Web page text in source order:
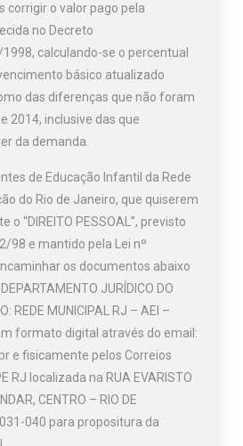
corrigir o valor pago pela
no Decreto
calculando-se o percentual
básico atualizado
das diferenças que não foram
2014, inclusive das que
da demanda.
de Educação Infantil da Rede
do Rio de Janeiro, que quiserem
o “DIREITO PESSOAL”, previsto
98 e mantido pela Lei nº
os documentos abaixo
JURÍDICO DO
REDE MUNICIPAL RJ – AEI –
formato digital através do email:
e fisicamente pelos Correios
RJ localizada na RUA EVARISTO
CENTRO – RIO DE
040 para propositura da